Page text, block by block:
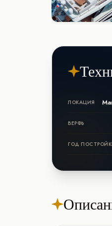
ЛОКАЦИЯ
ВЕРФЬ
ГОД